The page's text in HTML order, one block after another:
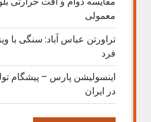
معمولی
تراورتن عباس آباد: سنگی با
فرد
اینسولیشن پارس – پیشگام
در ایران